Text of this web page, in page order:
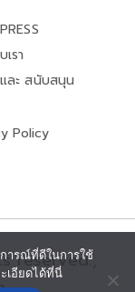
รา
ละ สนับสนุน
Policy
reserved.,
ารณ์ที่ดีในการใช้
เอียดได้ที่นี่